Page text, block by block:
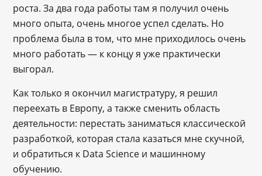
роста. За два года работы там я получил очень
много опыта, очень многое успел сделать. Но
проблема была в том, что мне приходилось очень
много работать — к концу я уже практически
выгорал.
Как только я окончил магистратуру, я решил
переехать в Европу, а также сменить область
деятельности: перестать заниматься классической
разработкой, которая стала казаться мне скучной,
и обратиться к Data Science и машинному
обучению.